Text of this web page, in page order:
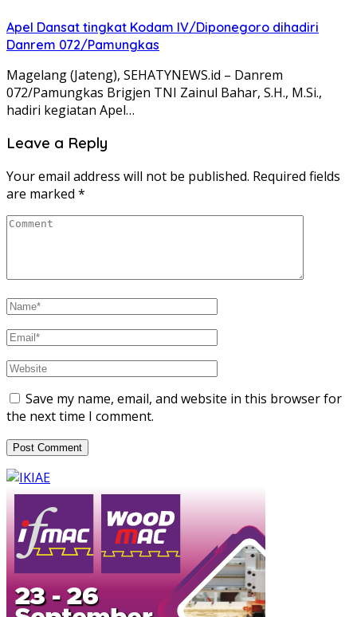
Apel Dansat tingkat Kodam lV/Diponegoro dihadiri
Danrem 072/Pamungkas
Magelang (Jateng), SEHATYNEWS.id – Danrem
072/Pamungkas Brigjen TNI Zainul Bahar, S.H., M.Si.,
hadiri kegiatan Apel…
Leave a Reply
Your email address will not be published. Required fields
are marked *
Save my name, email, and website in this browser for
the next time I comment.